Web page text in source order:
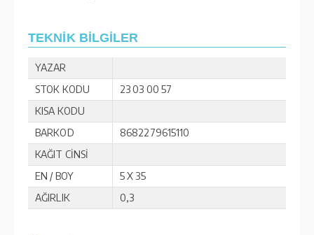
TEKNİK BİLGİLER
YAZAR
STOK KODU
23 03 00 57
KISA KODU
BARKOD
8682279615110
KAĞIT CİNSİ
EN / BOY
5 X 35
AĞIRLIK
0,3